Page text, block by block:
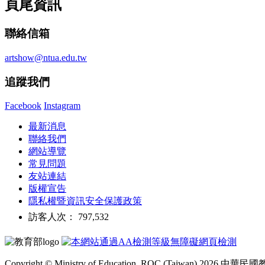
頁尾資訊
聯絡信箱
artshow@ntua.edu.tw
追蹤我們
Facebook Instagram
最新消息
聯絡我們
網站導覽
常見問題
友站連結
版權宣告
隱私權暨資訊安全保護政策
訪客人次： 797,532